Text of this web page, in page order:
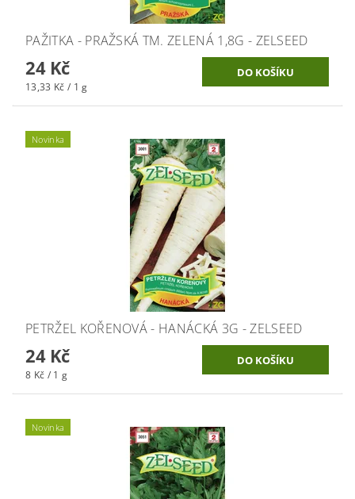
PAŽITKA - PRAŽSKÁ TM. ZELENÁ 1,8G - ZELSEED
24 Kč
13,33 Kč / 1 g
Novinka
PETRŽEL KOŘENOVÁ - HANÁCKÁ 3G - ZELSEED
24 Kč
8 Kč / 1 g
Novinka